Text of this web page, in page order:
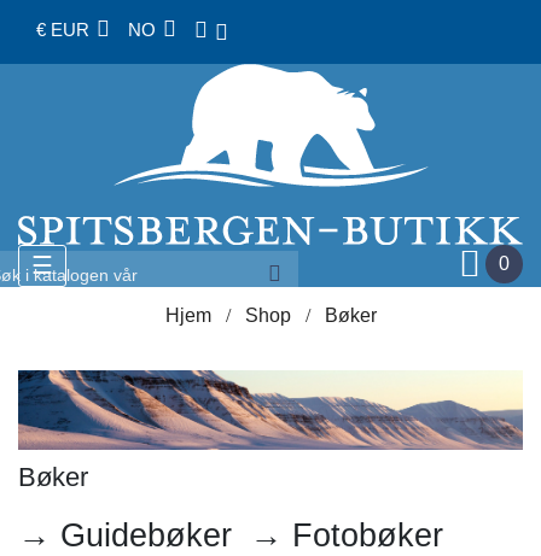
€ EUR NO
Toggle
navigation
☰ 0
Hjem Shop Bøker
Bøker
→ Guidebøker → Fotobøker